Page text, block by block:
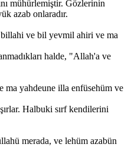
mühürlemiştir. Gözlerinin
azab onlaradır.
ve bil yevmil ahiri ve ma
halde, "Allah'a ve
ma yahdeune illa enfüsehüm ve
Halbuki sırf kendilerini
merada, ve lehüm azabün